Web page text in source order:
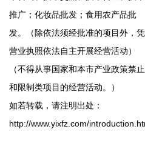
推广；化妆品批发；食用农产品批
发。（除依法须经批准的项目外，凭
营业执照依法自主开展经营活动）
（不得从事国家和本市产业政策禁止
和限制类项目的经营活动。）
如若转载，请注明出处：
http://www.yixfz.com/